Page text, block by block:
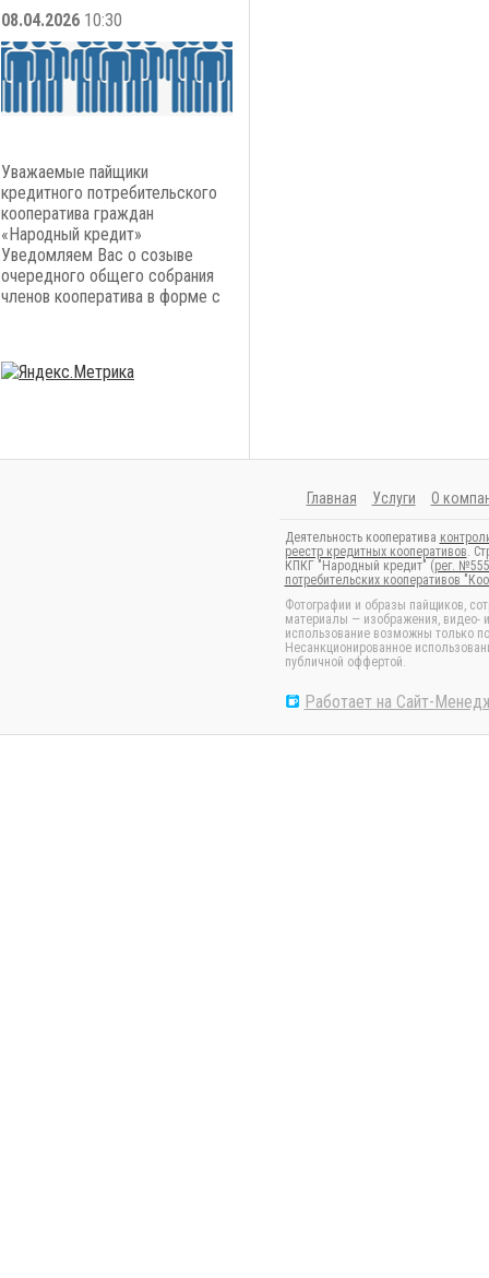
08.04.2026 10:30
Уважаемые пайщики
кредитного потребительского
кооператива граждан
«Народный кредит»
Уведомляем Вас о созыве
очередного общего собрания
членов кооператива в форме с
Главная Услуги О
Деятельность кооператива
реестр кредитных кооперативов.
КПКГ "Народный кредит" (рег.
потребительских кооперативов
Фотографии и образы пайщиков,
материалы — изображения, видео-
использование возможны только
Несанкционированное
публичной оффертой.
Работает на Сайт-